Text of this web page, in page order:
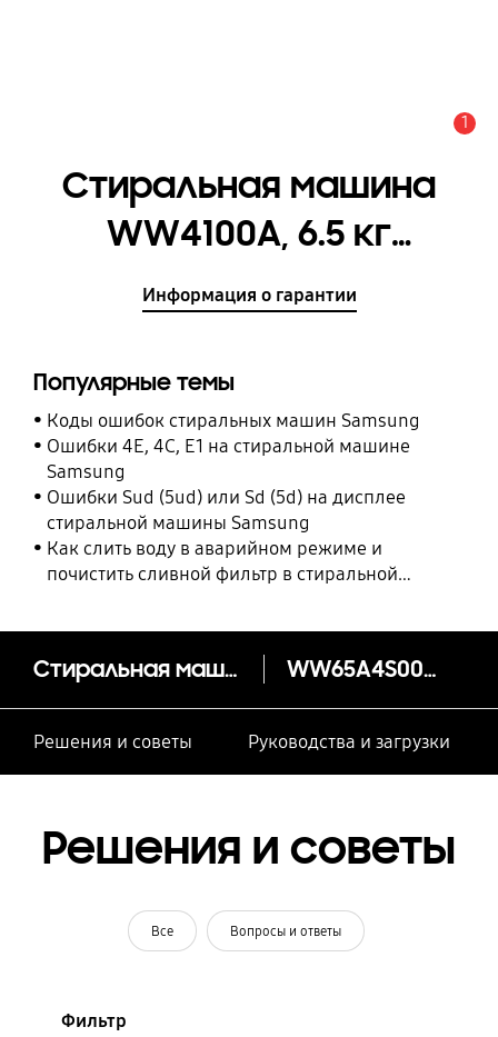
1
Стиральная машина
WW4100A, 6.5 кг
[WW65A4S00VE/LP]
Информация о гарантии
Популярные темы
Коды ошибок стиральных машин Samsung
Ошибки 4E, 4C, E1 на стиральной машине
Samsung
Ошибки Sud (5ud) или Sd (5d) на дисплее
стиральной машины Samsung
Как слить воду в аварийном режиме и
почистить сливной фильтр в стиральной
Стиральная машина WW4100A, 6.5 кг WW65A4S00VE/LP
Решения и советы Руководства и загрузки
Решения и советы
Все Вопросы и ответы
Фильтр